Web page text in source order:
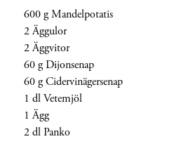
600 g Mandelpotatis
2 Äggulor
2 Äggvitor
60 g Dijonsenap
60 g Cidervinägersenap
1 dl Vetemjöl
1 Ägg
2 dl Panko